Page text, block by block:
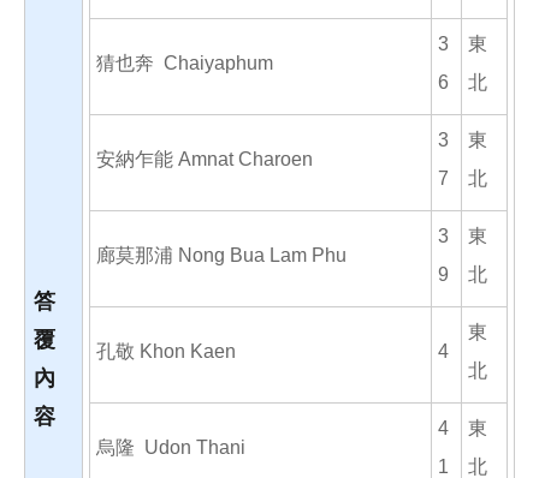
答
覆
內
容
猜也奔 Chaiyaphum
3
6
東
北
安納乍能 Amnat Charoen
3
7
東
北
廊莫那浦 Nong Bua Lam Phu
3
9
東
北
孔敬 Khon Kaen 4
東
北
烏隆 Udon Thani
4
1
東
北